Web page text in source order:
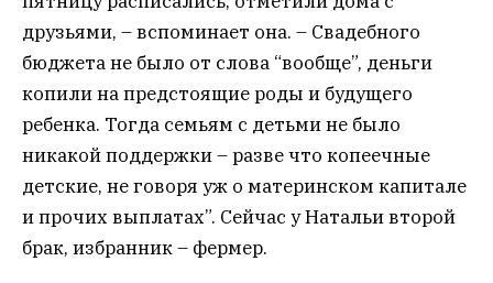
друзьями, – вспоминает она. – Свадебного
бюджета не было от слова “вообще”, деньги
копили на предстоящие роды и будущего
ребенка. Тогда семьям с детьми не было
никакой поддержки – разве что копеечные
детские, не говоря уж о материнском капитале
и прочих выплатах”. Сейчас у Натальи второй
брак, избранник – фермер.